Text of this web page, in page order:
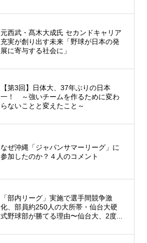
元西武・髙木大成氏 セカンドキャリア
充実が創り出す未来「野球が日本の発
展に寄与する社会に」
【第3回】日体大、37年ぶりの日本
一！ ～強いチームを作るために変わ
らないことと変えたこと～
なぜ沖縄「ジャパンサマーリーグ」に
参加したのか？４人のコメント
「部内リーグ」実施で選手間競争激
化、部員約250人の大所帯・仙台大硬
式野球部が勝てる理由〜仙台大、2度...